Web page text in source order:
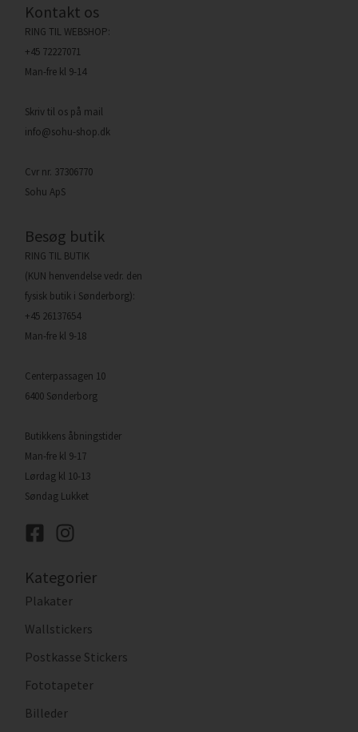
Kontakt os
RING TIL WEBSHOP:
+45 72227071
Man-fre kl 9-14
Skriv til os på mail
info@sohu-shop.dk
Cvr nr. 37306770
Sohu ApS
Besøg butik
RING TIL BUTIK
(KUN henvendelse vedr. den
fysisk butik i Sønderborg):
+45 26137654
Man-fre kl 9-18
Centerpassagen 10
6400 Sønderborg
Butikkens åbningstider
Man-fre kl 9-17
Lørdag kl 10-13
Søndag Lukket
Kategorier
Plakater
Wallstickers
Postkasse Stickers
Fototapeter
Billeder